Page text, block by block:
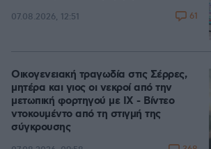
07.08.2026, 12:51 61
Οικογενειακή τραγωδία στις Σέρρες,
μητέρα και γιος οι νεκροί από την
μετωπική φορτηγού με ΙΧ - Βίντεο
ντοκουμέντο από τη στιγμή της
σύγκρουσης